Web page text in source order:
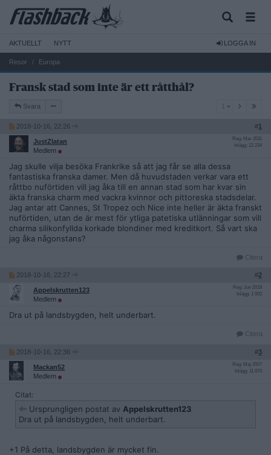
AKTUELLT NYTT LOGGA IN
Resor Europa
Fransk stad som inte är ett råtthål?
Svara
2018-10-16, 22:26 #1
JustZlatan
Medlem
Reg: Mar 2011
Inlägg: 22 234
Jag skulle vilja besöka Frankrike så att jag får se alla dessa
fantastiska franska damer. Men då huvudstaden verkar vara ett
råttbo nuförtiden vill jag åka till en annan stad som har kvar sin
äkta franska charm med vackra kvinnor och pittoreska stadsdelar.
Jag antar att Cannes, St Tropez och Nice inte heller är äkta franskt
nuförtiden, utan de är mest för ytliga patetiska utlänningar som vill
charma silikonfyllda korkade blondiner med kreditkort. Så vart ska
jag åka någonstans?
Citera
2018-10-16, 22:27 #2
Appelskrutten123
Medlem
Reg: Jun 2018
Inlägg: 1 002
Dra ut på landsbygden, helt underbart.
Citera
2018-10-16, 22:36 #3
Mackan52
Medlem
Reg: Maj 2007
Inlägg: 11 870
Citat:
Ursprungligen postat av Appelskrutten123
Dra ut på landsbygden, helt underbart.
+1 På detta, landsbygden är mycket fin.